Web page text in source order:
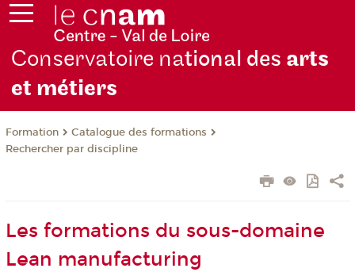
Conservatoire national des arts
et métiers
Formation
Catalogue des formations
Rechercher par discipline
Les formations du sous-domaine
Lean manufacturing